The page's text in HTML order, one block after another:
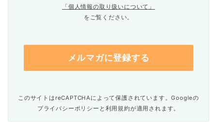
「個人情報の取り扱いについて」
をご覧ください。
このサイトはreCAPTCHAによって保護されています。Googleの
プライバシーポリシー と 利用規約が適用されます。